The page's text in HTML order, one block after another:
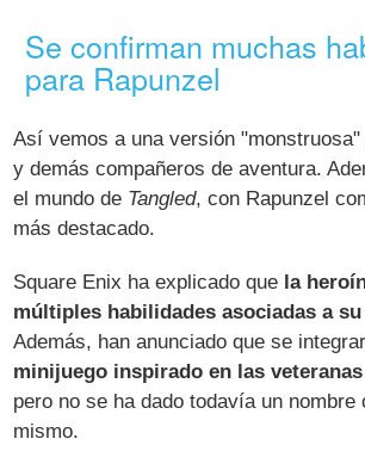
Se confirman muchas
para Rapunzel
Así vemos a una versión
y demás compañeros de aventura.
el mundo de Tangled, con Rapunzel
más destacado.
Square Enix ha explicado que la
múltiples habilidades asociadas a
Además, han anunciado que se
minijuego inspirado en las veteranas
pero no se ha dado todavía un nombre
mismo.